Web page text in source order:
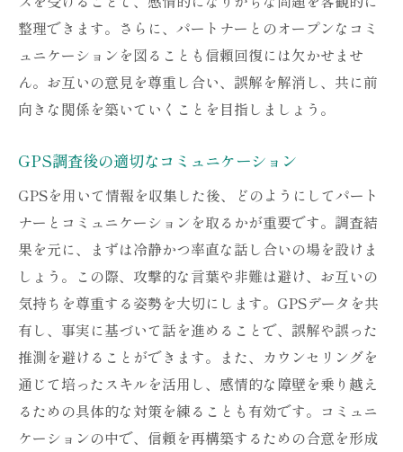
整理できます。さらに、パートナーとのオープンなコミ
ュニケーションを図ることも信頼回復には欠かせませ
ん。お互いの意見を尊重し合い、誤解を解消し、共に前
向きな関係を築いていくことを目指しましょう。
GPS調査後の適切なコミュニケーション
GPSを用いて情報を収集した後、どのようにしてパート
ナーとコミュニケーションを取るかが重要です。調査結
果を元に、まずは冷静かつ率直な話し合いの場を設けま
しょう。この際、攻撃的な言葉や非難は避け、お互いの
気持ちを尊重する姿勢を大切にします。GPSデータを共
有し、事実に基づいて話を進めることで、誤解や誤った
推測を避けることができます。また、カウンセリングを
通じて培ったスキルを活用し、感情的な障壁を乗り越え
るための具体的な対策を練ることも有効です。コミュニ
ケーションの中で、信頼を再構築するための合意を形成